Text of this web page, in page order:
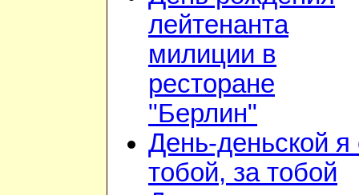
лейтенанта
милиции в
ресторане
"Берлин"
День-деньской я
тобой, за тобой